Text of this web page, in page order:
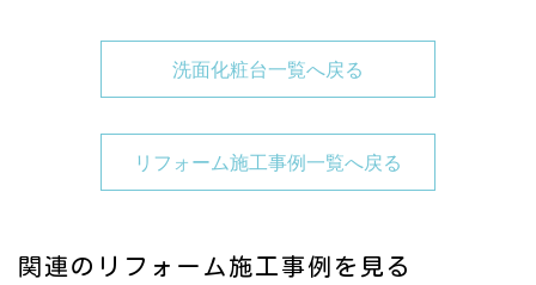
洗面化粧台一覧へ戻る
リフォーム施工事例一覧へ戻る
関連のリフォーム施工事例を見る